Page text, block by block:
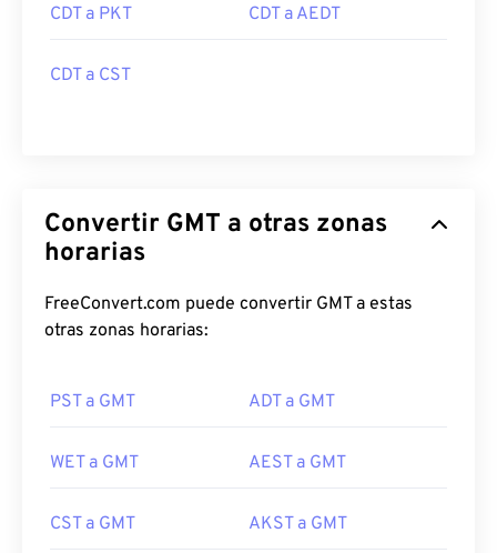
CDT a PKT CDT a AEDT
CDT a CST
Convertir GMT a otras zonas
horarias
FreeConvert.com puede convertir GMT a estas
otras zonas horarias:
PST a GMT ADT a GMT
WET a GMT AEST a GMT
CST a GMT AKST a GMT